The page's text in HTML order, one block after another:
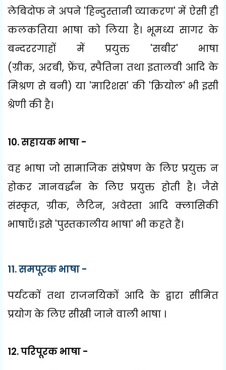
लेबिदोफ ने अपने 'हिन्दुस्तानी व्याकरण'में ऐसी ही
कलकतिया भाषा को लिया है। भूमध्य सागर के
बन्दररगाहों में प्रयुक्त 'सबीर' भाषा
(ग्रीक, अरबी, फ्रेंच, स्पैतिना तथा इतालवी आदि के
मिश्रण से बनी) या 'मारिशस' की 'क्रियोल' भी इसी
श्रेणी की है।
10.सहायक भाषा -
वह भाषा जो सामाजिक संप्रेषण के लिए प्रयुक्त न
होकर ज्ञानवर्द्धन के लिए प्रयुक्त होती है। जैसे
संस्कृत, ग्रीक, लैटिन, अवेस्ता आदि क्लासिकी
भाषाएँ। इसे 'पुस्तकालीय भाषा' भी कहते हैं।
11.समपूरक भाषा -
पर्यटकों तथा राजनयिकों आदि के द्वारा सीमित
प्रयोग के लिए सीखी जाने वाली भाषा ।
12.परिपूरक भाषा -